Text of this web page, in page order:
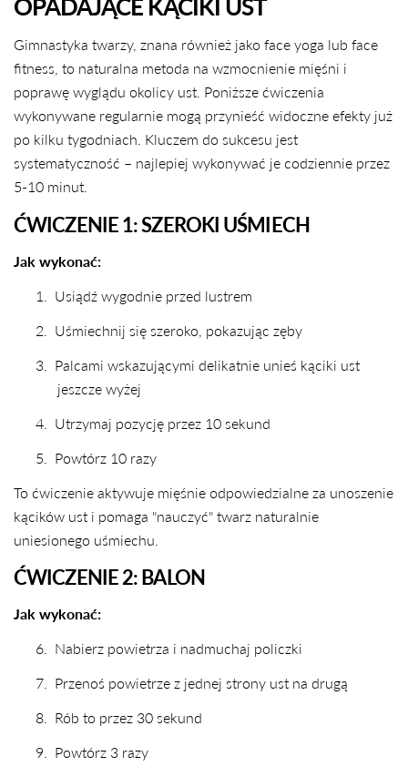
OPADAJĄCE KĄCIKI UST
Gimnastyka twarzy, znana również jako face yoga lub face
fitness, to naturalna metoda na wzmocnienie mięśni i
poprawę wyglądu okolicy ust. Poniższe ćwiczenia
wykonywane regularnie mogą przynieść widoczne efekty już
po kilku tygodniach. Kluczem do sukcesu jest
systematyczność – najlepiej wykonywać je codziennie przez
5-10 minut.
ĆWICZENIE 1: SZEROKI UŚMIECH
Jak wykonać:
1.
Usiądź wygodnie przed lustrem
2.
Uśmiechnij się szeroko, pokazując zęby
3.
Palcami wskazującymi delikatnie unieś kąciki ust
jeszcze wyżej
4.
Utrzymaj pozycję przez 10 sekund
5.
Powtórz 10 razy
To ćwiczenie aktywuje mięśnie odpowiedzialne za unoszenie
kącików ust i pomaga "nauczyć" twarz naturalnie
uniesionego uśmiechu.
ĆWICZENIE 2: BALON
Jak wykonać:
6.
Nabierz powietrza i nadmuchaj policzki
7.
Przenoś powietrze z jednej strony ust na drugą
8.
Rób to przez 30 sekund
9.
Powtórz 3 razy